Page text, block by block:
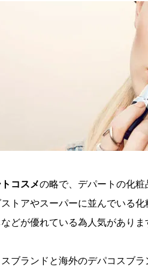
コスメの略で、デパートの化粧
トアやスーパーに並んでいる
どが優れている為人気がありま
ブランドと海外のデパコスブラ